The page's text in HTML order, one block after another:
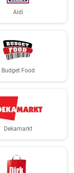
Aldi
Budget Food
Dekamarkt